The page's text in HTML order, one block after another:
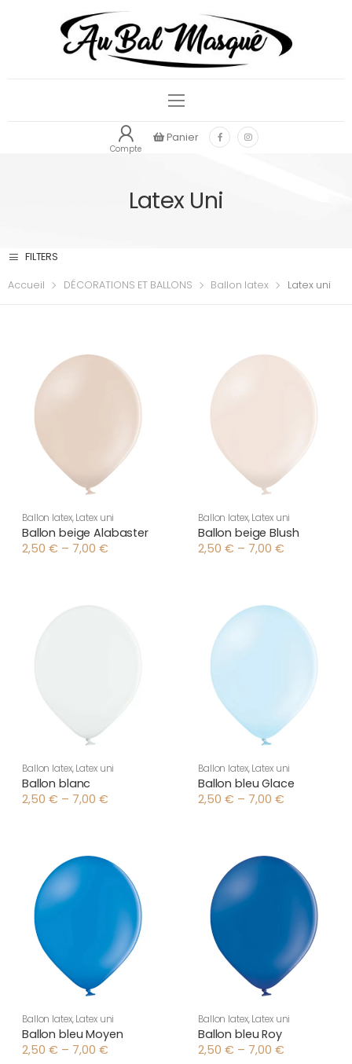
Compte
Panier
Latex Uni
FILTERS
Accueil DÉCORATIONS ET BALLONS Ballon latex Latex uni
Ballon latex,Latex uni
Ballon beige Alabaster
2,50 € – 7,00 €
Plage
Ballon latex,Latex uni
Ballon beige Blush
2,50 € – 7,00 €
Plage
7,00 €
Ballon latex,Latex uni
Ballon blanc
2,50 € – 7,00 €
Plage
7,00 €
Ballon latex,Latex uni
Ballon bleu Glace
2,50 € – 7,00 €
Plage
7,00 €
Ballon latex,Latex uni
Ballon bleu Moyen
2,50 € – 7,00 €
Plage
Ballon latex,Latex uni
Ballon bleu Roy
2,50 € – 7,00 €
Plage